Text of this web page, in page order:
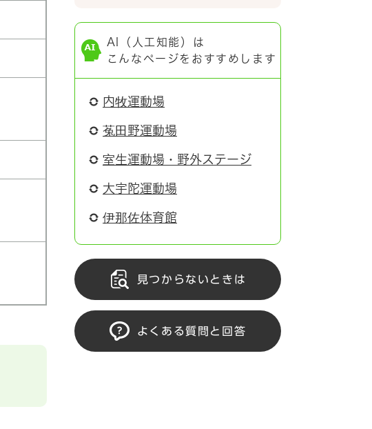
AI（人工知能）は
こんなページをおすすめします
内牧運動場
菟田野運動場
室生運動場・野外ステージ
大宇陀運動場
伊那佐体育館
見つからないときは
よくある質問と回答